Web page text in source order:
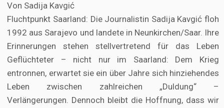
Von Sadija Kavgić
Fluchtpunkt Saarland: Die Journalistin Sadija Kavgić floh
1992 aus Sarajevo und landete in Neunkirchen/Saar. Ihre
Erinnerungen stehen stellvertretend für das Leben
Geflüchteter – nicht nur im Saarland: Dem Krieg
entronnen, erwartet sie ein über Jahre sich hinziehendes
Leben zwischen zahlreichen „Duldung“ –
Verlängerungen. Dennoch bleibt die Hoffnung, dass wir